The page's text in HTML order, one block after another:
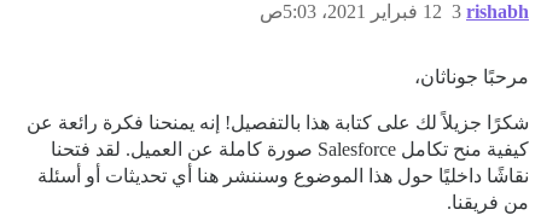
rishabh 12 فبراير 2021، 5:03ص 3
مرحبًا جوناثان،
شكرًا جزيلاً لك على كتابة هذا بالتفصيل! إنه يمنحنا فكرة رائعة عن
كيفية منح تكامل Salesforce صورة كاملة عن العميل. لقد فتحنا
نقاشًا داخليًا حول هذا الموضوع وسننشر هنا أي تحديثات أو أسئلة
من فريقنا.